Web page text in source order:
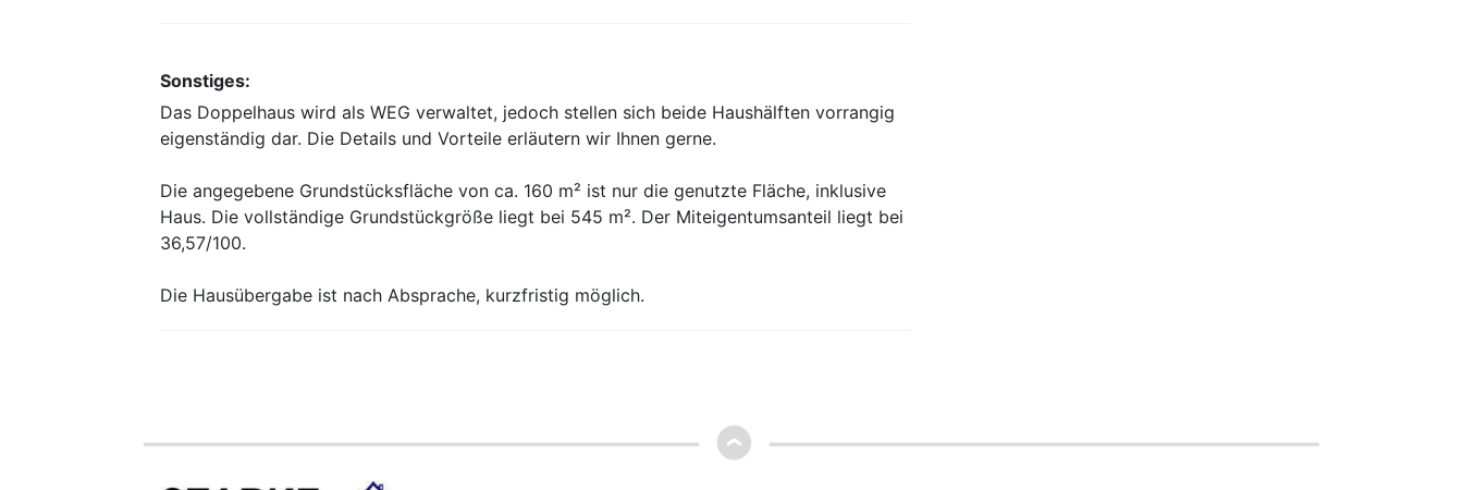
Sonstiges:
Das Doppelhaus wird als WEG verwaltet, jedoch stellen sich beide Haushälften vorrangig
eigenständig dar. Die Details und Vorteile erläutern wir Ihnen gerne.
Die angegebene Grundstücksfläche von ca. 160 m² ist nur die genutzte Fläche, inklusive
Haus. Die vollständige Grundstückgröße liegt bei 545 m². Der Miteigentumsanteil liegt bei
36,57/100.
Die Hausübergabe ist nach Absprache, kurzfristig möglich.